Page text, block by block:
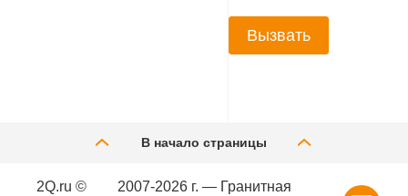
Вызвать
В начало страницы
2Q.ru © 2007-2026 г. — Гранитная